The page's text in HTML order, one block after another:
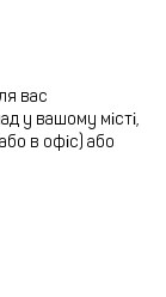
вас
у вашому місті,
в офіс) або